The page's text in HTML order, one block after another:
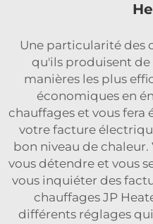
Une particularité des
qu'ils produisent de
manières les plus
économiques en
chauffages et vous fera
votre facture
bon niveau de
vous détendre et vous
vous inquiéter des
chauffages JP
différents réglages